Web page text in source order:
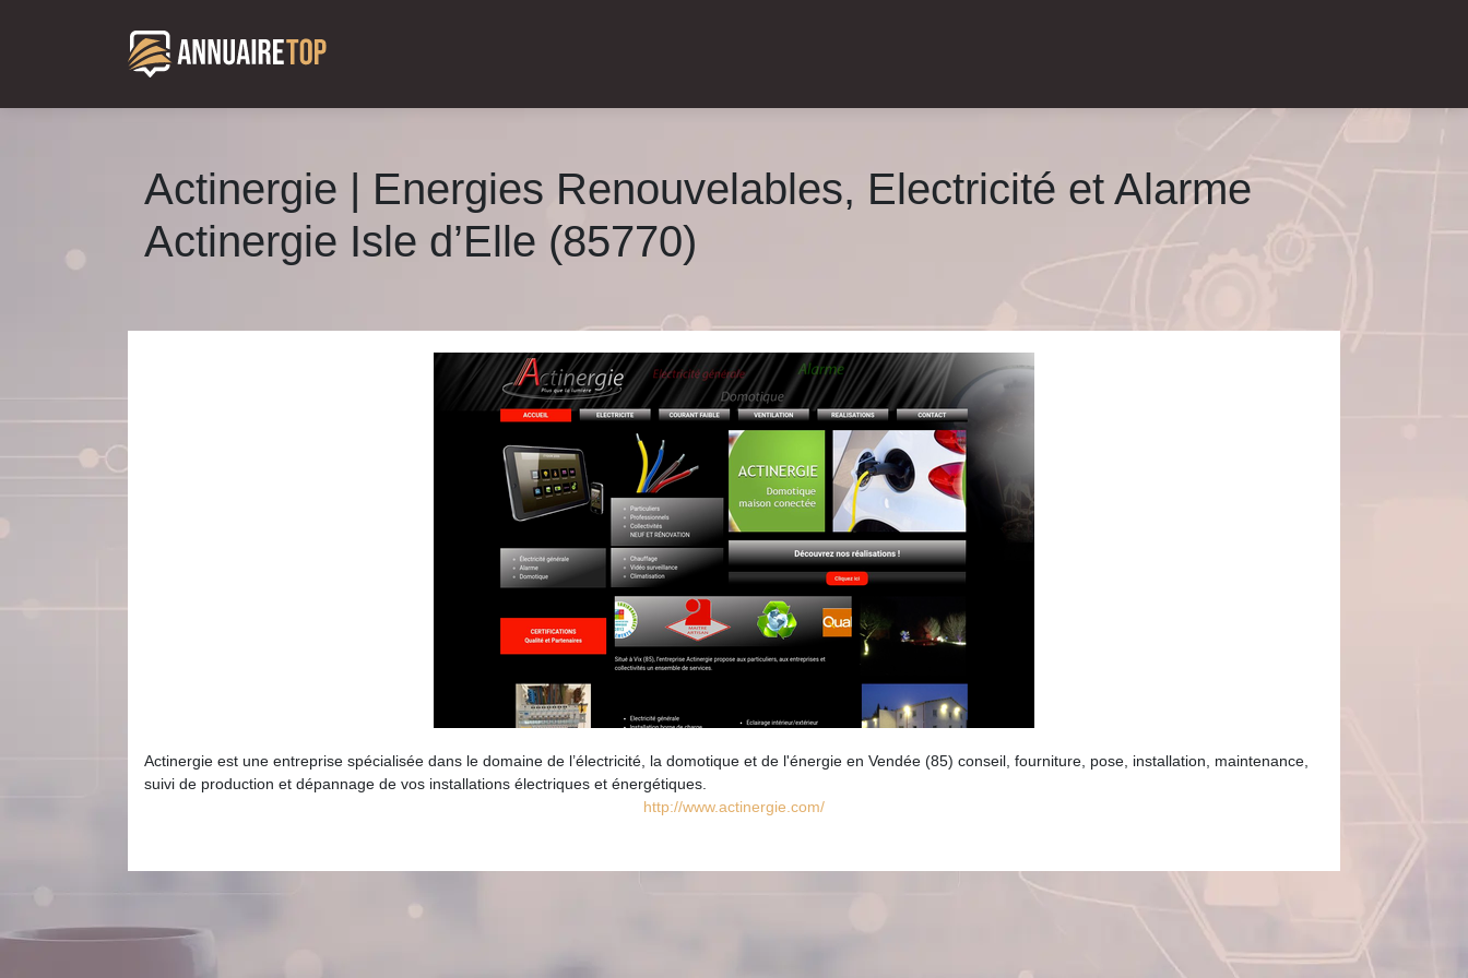
Actinergie | Energies Renouve­lab­les, Electricité et Alarme
Actinergie Isle d’Elle (85770)
Actinergie est une entreprise spécialisée dans le domaine de l’électricité, la domotique et de l'énergie en Vendée (85) conseil, fourniture, pose, installation, maintenance,
suivi de production et dépannage de vos installations électriques et énergétiques.
http://www.actinergie.com/